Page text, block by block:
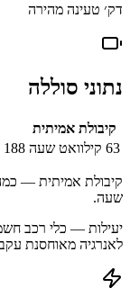
דק׳ טעינה מהירה
נתוני סוללה
קיבולת אמיתית
63 קילוואט שעה 188
קיבולת אמיתית —
שעה.
לאנרגיה מאוחסנת